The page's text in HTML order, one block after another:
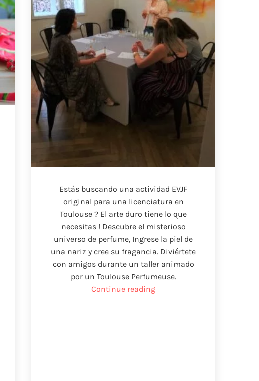
Estás buscando una actividad EVJF
original para una licenciatura en
Toulouse ? El arte duro tiene lo que
necesitas ! Descubre el misterioso
universo de perfume, Ingrese la piel de
una nariz y cree su fragancia. Diviértete
con amigos durante un taller animado
por un Toulouse Perfumeuse.
Continue reading“Actividad